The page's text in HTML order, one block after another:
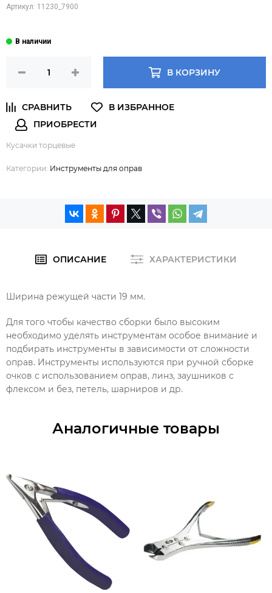
Артикул: 11230_7900
В КОРЗИНУ
Кусачки торцевые
Категории: Инструменты для оправ
ОПИСАНИЕ ХАРАКТЕРИСТИКИ
Ширина режущей части 19 мм.
Для того чтобы качество сборки было высоким
необходимо уделять инструментам особое внимание и
подбирать инструменты в зависимости от сложности
оправ. Инструменты используются при ручной сборке
очков с использованием оправ, линз, заушников с
флексом и без, петель, шарниров и др.
Аналогичные товары